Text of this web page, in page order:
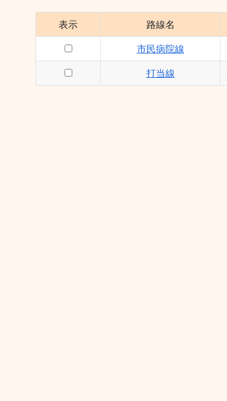
表示 路線名
市民病院線
打当線